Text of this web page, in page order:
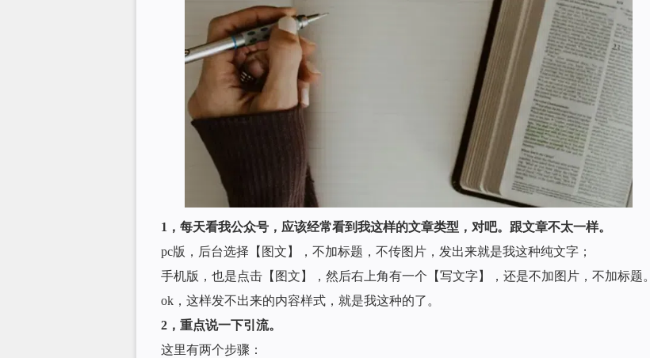
1，每天看我公众号，应该经常看到我这样的文章类型，对吧。跟文章不太一样。
pc版，后台选择【图文】，不加标题，不传图片，发出来就是我这种纯文字；
手机版，也是点击【图文】，然后右上角有一个【写文字】，还是不加图片，不加标题。
ok，这样发不出来的内容样式，就是我这种的了。
2，重点说一下引流。
这里有两个步骤：